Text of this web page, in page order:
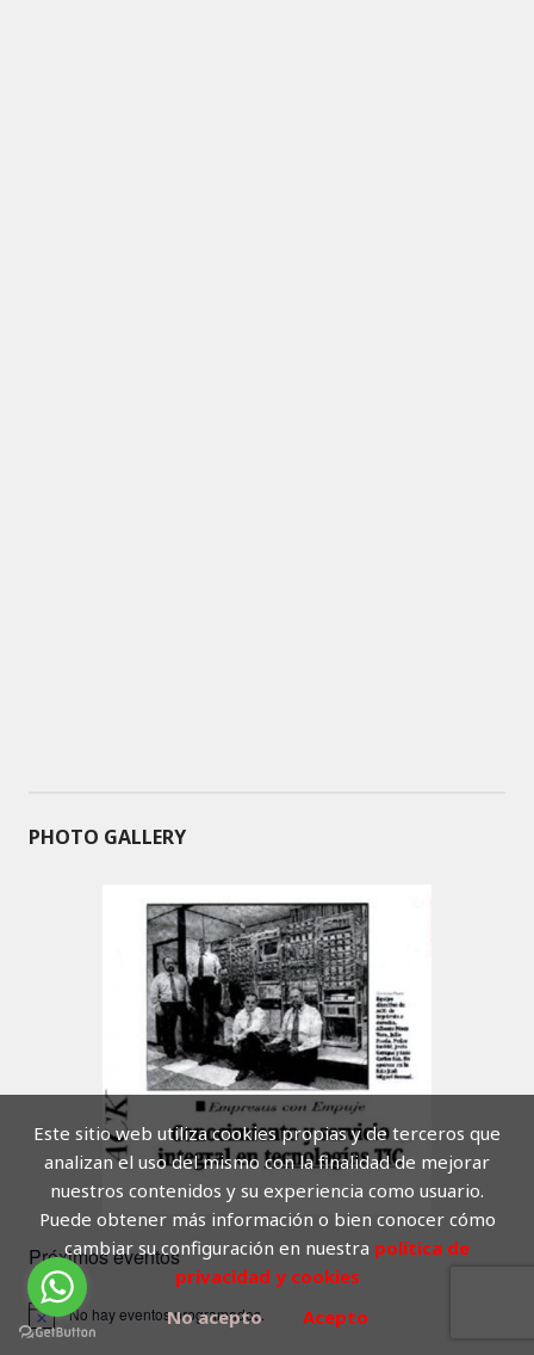
Este sitio web utiliza cookies propias y de terceros que
analizan el uso del mismo con la finalidad de mejorar
nuestros contenidos y su experiencia como usuario.
Puede obtener más información o bien conocer cómo
cambiar su configuración en nuestra política de
privacidad y cookies
No acepto
Acepto
PHOTO GALLERY
Próximos eventos
A
v
No hay eventos programados.